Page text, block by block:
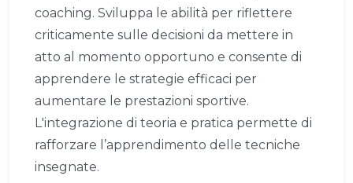
coaching. Sviluppa le abilità per riflettere
criticamente sulle decisioni da mettere in
atto al momento opportuno e consente di
apprendere le strategie efficaci per
aumentare le prestazioni sportive.
L'integrazione di teoria e pratica permette di
rafforzare l’apprendimento delle tecniche
insegnate.